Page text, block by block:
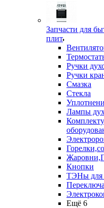
Запчасти для
плит
Ручки
Ручки
Смазка
Стекла
Лампы
Кнопки
ТЭНы для
Ещё 6